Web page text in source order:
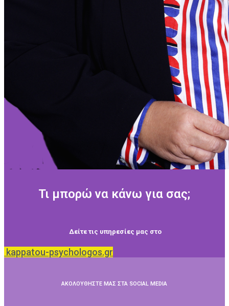
Τι μπορώ να κάνω για σας;
Δείτε τις υπηρεσίες μας στο
kappatou-psychologos.gr
ΑΚΟΛΟΥΘΗΣΤΕ ΜΑΣ ΣΤΑ SOCIAL MEDIA